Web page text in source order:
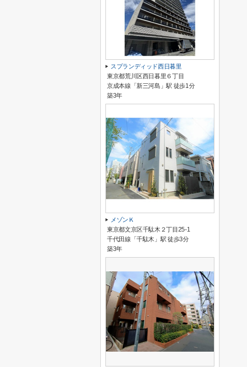
スプランディッド西日暮里
東京都荒川区西日暮里６丁目
京成本線「新三河島」駅 徒歩1分
築3年
メゾンＫ
東京都文京区千駄木２丁目25-1
千代田線「千駄木」駅 徒歩3分
築3年